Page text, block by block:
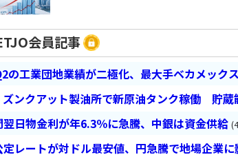
会員記事
の工業団地業績が二極化、最大手ベカメック
ズンクアット製油所で新原油タンク稼働 貯蔵
翌日物金利が年6.3％に急騰、中銀は資金供給
定レートが対ドル最安値、円急騰で地場企業に